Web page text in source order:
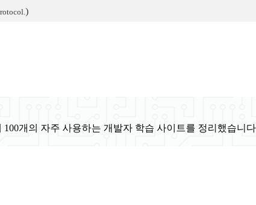
)
100개의 자주 사용하는 개발자 학습 사이트를 정리했습니다